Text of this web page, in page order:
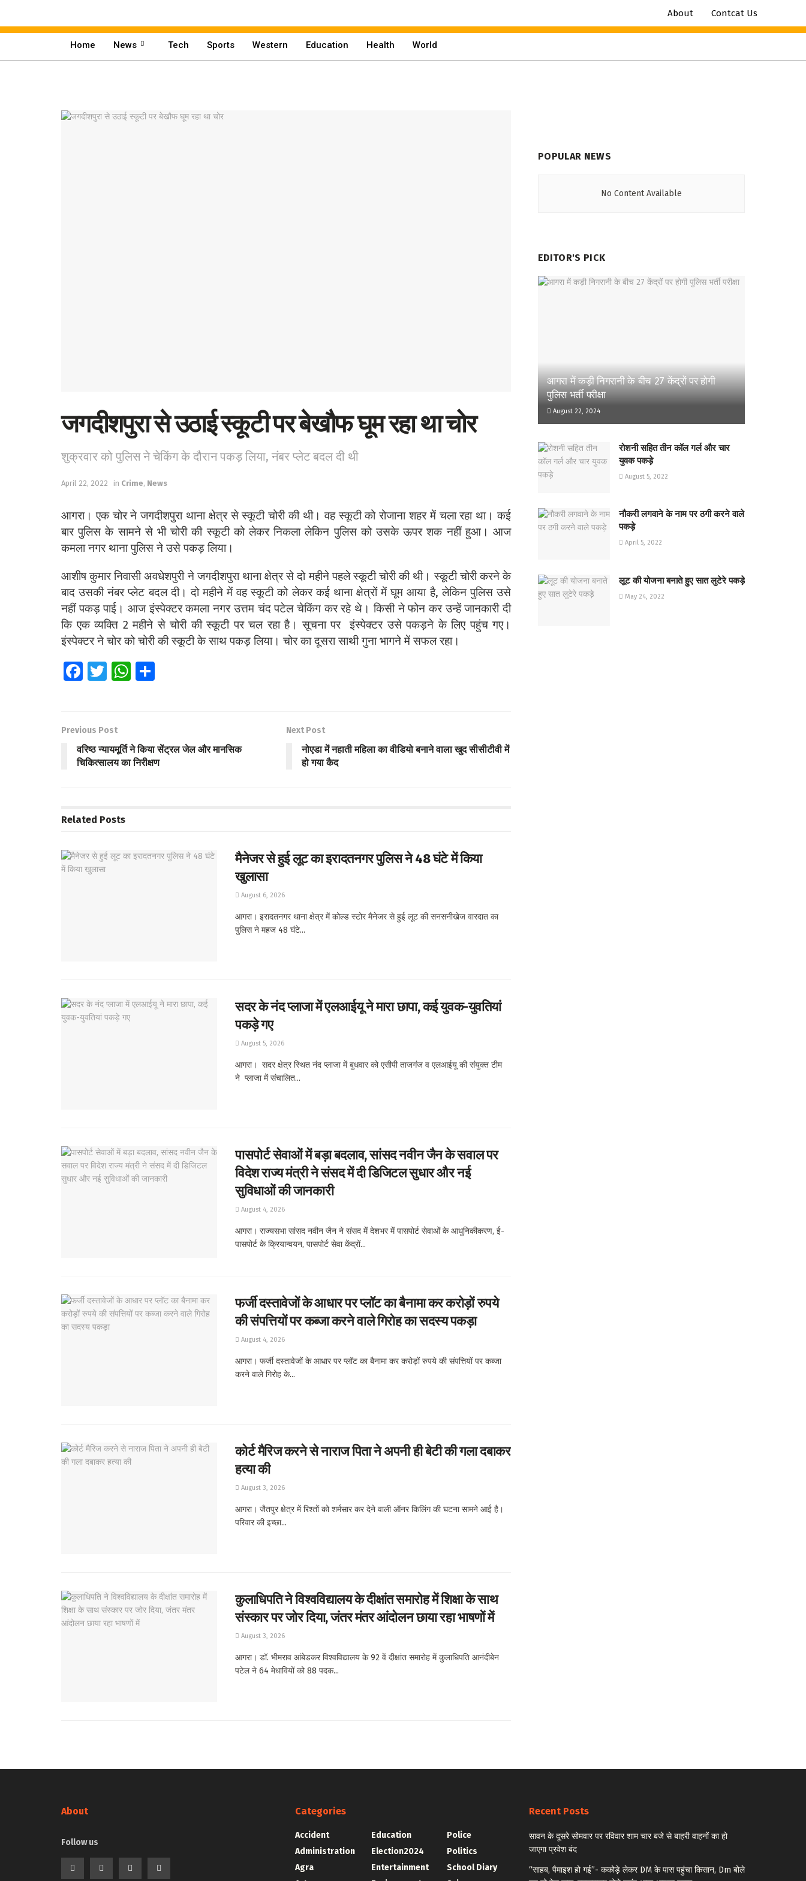
About Contcat Us
Home News Tech Sports Western Education Health World
जगदीशपुरा से उठाई स्कूटी पर बेखौफ घूम रहा था चोर
शुक्रवार को पुलिस ने चेकिंग के दौरान पकड़ लिया, नंबर प्लेट बदल दी थी
April 22, 2022 in Crime, News
आगरा। एक चोर ने जगदीशपुरा थाना क्षेत्र से स्कूटी चोरी की थी। वह स्कूटी को रोजाना शहर में चला रहा था। कई
बार पुलिस के सामने से भी चोरी की स्कूटी को लेकर निकला लेकिन पुलिस को उसके ऊपर शक नहीं हुआ। आज
कमला नगर थाना पुलिस ने उसे पकड़ लिया।
आशीष कुमार निवासी अवधेशपुरी ने जगदीशपुरा थाना क्षेत्र से दो महीने पहले स्कूटी चोरी की थी। स्कूटी चोरी करने के
बाद उसकी नंबर प्लेट बदल दी। दो महीने में वह स्कूटी को लेकर कई थाना क्षेत्रों में घूम आया है, लेकिन पुलिस उसे
नहीं पकड़ पाई। आज इंस्पेक्टर कमला नगर उत्तम चंद पटेल चेकिंग कर रहे थे। किसी ने फोन कर उन्हें जानकारी दी
कि एक व्यक्ति 2 महीने से चोरी की स्कूटी पर चल रहा है। सूचना पर इंस्पेक्टर उसे पकड़ने के लिए पहुंच गए।
इंस्पेक्टर ने चोर को चोरी की स्कूटी के साथ पकड़ लिया। चोर का दूसरा साथी गुना भागने में सफल रहा।
Fa
o
o
k
T
er
W
A
p
Previous Post
वरिष्ठ न्यायमूर्ति ने किया सेंट्रल जेल और मानसिक
चिकित्सालय का निरीक्षण
Next Post
नोएडा में नहाती महिला का वीडियो बनाने वाला खुद सीसीटीवी में
हो गया कैद
Related Posts
मैनेजर से हुई लूट का इरादतनगर पुलिस ने 48 घंटे में किया
खुलासा
August 6, 2026
आगरा। इरादतनगर थाना क्षेत्र में कोल्ड स्टोर मैनेजर से हुई लूट की सनसनीखेज वारदात का
पुलिस ने महज 48 घंटे...
सदर के नंद प्लाजा में एलआईयू ने मारा छापा, कई युवक-युवतियां
पकड़े गए
August 5, 2026
आगरा। सदर क्षेत्र स्थित नंद प्लाजा में बुधवार को एसीपी ताजगंज व एलआईयू की संयुक्त टीम
ने प्लाजा में संचालित...
पासपोर्ट सेवाओं में बड़ा बदलाव, सांसद नवीन जैन के सवाल पर
विदेश राज्य मंत्री ने संसद में दी डिजिटल सुधार और नई
सुविधाओं की जानकारी
August 4, 2026
आगरा। राज्यसभा सांसद नवीन जैन ने संसद में देशभर में पासपोर्ट सेवाओं के आधुनिकीकरण, ई-
पासपोर्ट के क्रियान्वयन, पासपोर्ट सेवा केंद्रों...
फर्जी दस्तावेजों के आधार पर प्लॉट का बैनामा कर करोड़ों रुपये
की संपत्तियों पर कब्जा करने वाले गिरोह का सदस्य पकड़ा
August 4, 2026
आगरा। फर्जी दस्तावेजों के आधार पर प्लॉट का बैनामा कर करोड़ों रुपये की संपत्तियों पर कब्जा
करने वाले गिरोह के...
कोर्ट मैरिज करने से नाराज पिता ने अपनी ही बेटी की गला दबाकर
हत्या की
August 3, 2026
आगरा। जैतपुर क्षेत्र में रिश्तों को शर्मसार कर देने वाली ऑनर किलिंग की घटना सामने आई है।
परिवार की इच्छा...
कुलाधिपति ने विश्वविद्यालय के दीक्षांत समारोह में शिक्षा के साथ
संस्कार पर जोर दिया, जंतर मंतर आंदोलन छाया रहा भाषणों में
August 3, 2026
आगरा। डॉ. भीमराव आंबेडकर विश्वविद्यालय के 92 वें दीक्षांत समारोह में कुलाधिपति आनंदीबेन
पटेल ने 64 मेधावियों को 88 पदक...
POPULAR NEWS
No Content Available
EDITOR'S PICK
आगरा में कड़ी निगरानी के बीच 27 केंद्रों पर होगी
पुलिस भर्ती परीक्षा
August 22, 2024
रोशनी सहित तीन कॉल गर्ल और चार
युवक पकड़े
August 5, 2022
नौकरी लगवाने के नाम पर ठगी करने वाले
पकड़े
April 5, 2022
लूट की योजना बनाते हुए सात लुटेरे पकड़े
May 24, 2022
About
Follow us
Categories
Accident
Administration
Agra
Education
Election2024
Entertainment
Police
Politics
School Diary
Recent Posts
सावन के दूसरे सोमवार पर रविवार शाम चार बजे से बाहरी वाहनों का हो
जाएगा प्रवेश बंद
“साहब, पैमाइश हो गई”- ककोड़े लेकर DM के पास पहुंचा किसान, Dm बोले
Tech